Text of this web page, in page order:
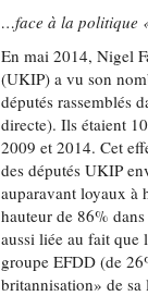
…face à la politique
En mai 2014, Nigel
(UKIP) a vu son
députés rassemblés
directe). Ils étaient
2009 et 2014. Cet
des députés UKIP
auparavant loyaux à
hauteur de 86%
aussi liée au fait que
groupe EFDD (de
britannisation» de